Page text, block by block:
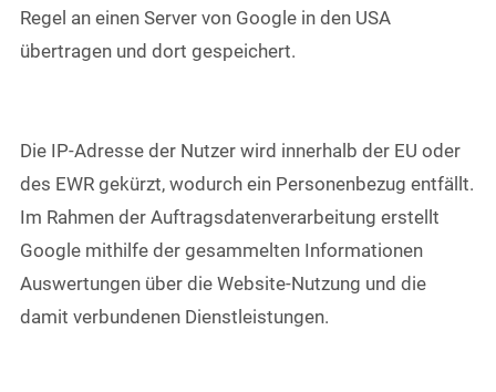
Regel an einen Server von Google in den USA
übertragen und dort gespeichert.
Die IP-Adresse der Nutzer wird innerhalb der EU oder
des EWR gekürzt, wodurch ein Personenbezug entfällt.
Im Rahmen der Auftragsdatenverarbeitung erstellt
Google mithilfe der gesammelten Informationen
Auswertungen über die Website-Nutzung und die
damit verbundenen Dienstleistungen.